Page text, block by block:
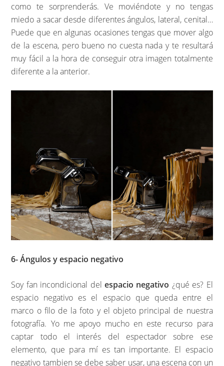
como te sorprenderás. Ve moviéndote y no tengas
miedo a sacar desde diferentes ángulos, lateral, cenital…
Puede que en algunas ocasiones tengas que mover algo
de la escena, pero bueno no cuesta nada y te resultará
muy fácil a la hora de conseguir otra imagen totalmente
diferente a la anterior.
6- Ángulos y espacio negativo
Soy fan incondicional del espacio negativo ¿qué es? El
espacio negativo es el espacio que queda entre el
marco o filo de la foto y el objeto principal de nuestra
fotografía. Yo me apoyo mucho en este recurso para
captar todo el interés del espectador sobre ese
elemento, que para mí es tan importante. El espacio
negativo tambien se debe saber usar, una escena con un